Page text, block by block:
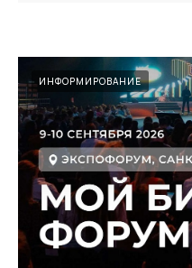
ИНФОРМИРОВАНИЕ